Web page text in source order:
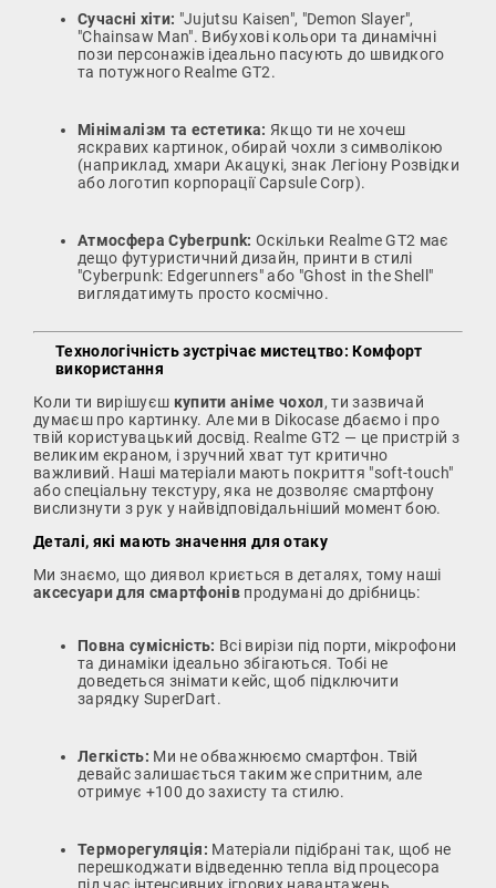
Сучасні хіти: "Jujutsu Kaisen", "Demon Slayer",
"Chainsaw Man". Вибухові кольори та динамічні
пози персонажів ідеально пасують до швидкого
та потужного Realme GT2.
Мінімалізм та естетика: Якщо ти не хочеш
яскравих картинок, обирай чохли з символікою
(наприклад, хмари Акацукі, знак Легіону Розвідки
або логотип корпорації Capsule Corp).
Атмосфера Cyberpunk: Оскільки Realme GT2 має
дещо футуристичний дизайн, принти в стилі
"Cyberpunk: Edgerunners" або "Ghost in the Shell"
виглядатимуть просто космічно.
Технологічність зустрічає мистецтво: Комфорт
використання
Коли ти вирішуєш купити аніме чохол, ти зазвичай
думаєш про картинку. Але ми в Dikocase дбаємо і про
твій користувацький досвід. Realme GT2 — це пристрій з
великим екраном, і зручний хват тут критично
важливий. Наші матеріали мають покриття "soft-touch"
або спеціальну текстуру, яка не дозволяє смартфону
вислизнути з рук у найвідповідальніший момент бою.
Деталі, які мають значення для отаку
Ми знаємо, що диявол криється в деталях, тому наші
аксесуари для смартфонів продумані до дрібниць:
Повна сумісність: Всі вирізи під порти, мікрофони
та динаміки ідеально збігаються. Тобі не
доведеться знімати кейс, щоб підключити
зарядку SuperDart.
Легкість: Ми не обважнюємо смартфон. Твій
девайс залишається таким же спритним, але
отримує +100 до захисту та стилю.
Терморегуляція: Матеріали підібрані так, щоб не
перешкоджати відведенню тепла від процесора
під час інтенсивних ігрових навантажень.